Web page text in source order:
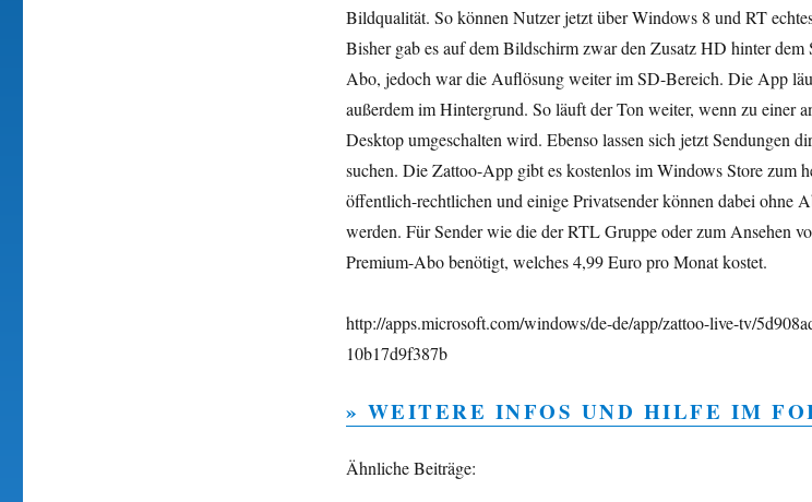
Bildqualität. So können Nutzer jetzt über Windows 8 und RT
Bisher gab es auf dem Bildschirm zwar den Zusatz HD hinter dem
Abo, jedoch war die Auflösung weiter im SD-Bereich. Die App
außerdem im Hintergrund. So läuft der Ton weiter, wenn zu einer
Desktop umgeschalten wird. Ebenso lassen sich jetzt Sendungen
suchen. Die Zattoo-App gibt es kostenlos im Windows Store zum
öffentlich-rechtlichen und einige Privatsender können dabei ohne
werden. Für Sender wie die der RTL Gruppe oder zum Ansehen
Premium-Abo benötigt, welches 4,99 Euro pro Monat kostet.
http://apps.microsoft.com/windows/de-de/app/zattoo-live-tv/
10b17d9f387b
» WEITERE INFOS UND HILFE IM
Ähnliche Beiträge: